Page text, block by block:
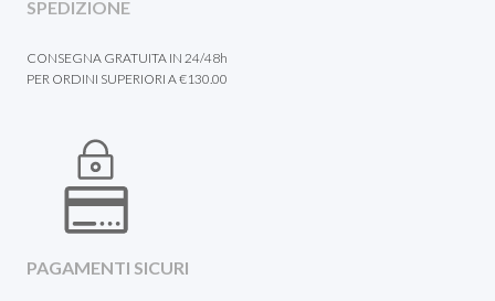
SPEDIZIONE
CONSEGNA GRATUITA IN 24/48h
PER ORDINI SUPERIORI A €130.00
PAGAMENTI SICURI